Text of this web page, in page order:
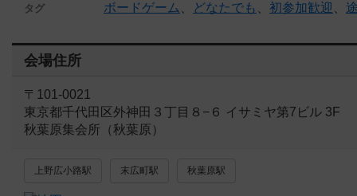
タグ ボードゲーム どなたでも 初参加歓迎
会場住所
〒101-0021
東京都千代田区外神田３丁目８−６ イサミヤ第7ビル 3F
秋葉原集会所（秋葉原）
上野広小路駅 末広町駅 秋葉原駅